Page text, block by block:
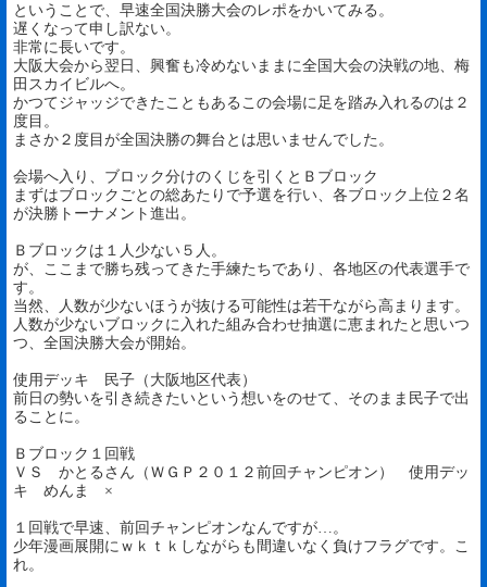
ということで、早速全国決勝大会のレポをかいてみる。
遅くなって申し訳ない。
非常に長いです。
大阪大会から翌日、興奮も冷めないままに全国大会の決戦の地、梅
田スカイビルへ。
かつてジャッジできたこともあるこの会場に足を踏み入れるのは２
度目。
まさか２度目が全国決勝の舞台とは思いませんでした。
会場へ入り、ブロック分けのくじを引くとＢブロック
まずはブロックごとの総あたりで予選を行い、各ブロック上位２名
が決勝トーナメント進出。
Ｂブロックは１人少ない５人。
が、ここまで勝ち残ってきた手練たちであり、各地区の代表選手で
す。
当然、人数が少ないほうが抜ける可能性は若干ながら高まります。
人数が少ないブロックに入れた組み合わせ抽選に恵まれたと思いつ
つ、全国決勝大会が開始。
使用デッキ 民子（大阪地区代表）
前日の勢いを引き続きたいという想いをのせて、そのまま民子で出
ることに。
Ｂブロック１回戦
ＶＳ かとるさん（ＷＧＰ２０１２前回チャンピオン） 使用デッ
キ めんま ×
１回戦で早速、前回チャンピオンなんですが…。
少年漫画展開にｗｋｔｋしながらも間違いなく負けフラグです。こ
れ。